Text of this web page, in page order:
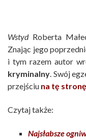
WstydRoberta
Znając jego
i tym razem autor
kryminalny. Swój
przejściu na tę stronę
Czytaj także:
Najsłabsze